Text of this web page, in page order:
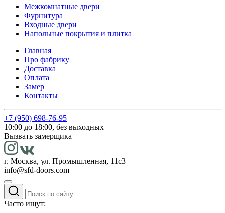
Межкомнатные двери
Фурнитура
Входные двери
Напольные покрытия и плитка
Главная
Про фабрику
Доставка
Оплата
Замер
Контакты
+7 (950) 698-76-95
10:00 до 18:00, без выходных
Вызвать замерщика
г. Москва, ул. Промышленная, 11с3
info@sfd-doors.com
Часто ищут: